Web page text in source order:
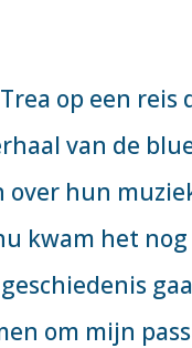
op een reis
van de
hun
kwam het
om mijn